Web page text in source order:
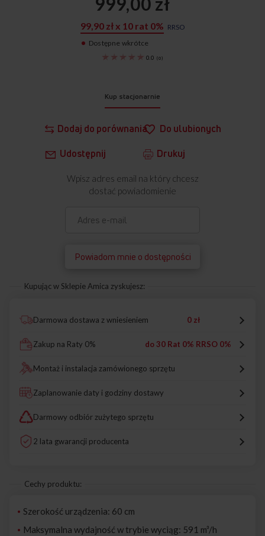
Dodaj do porównania Do ulubionych
Udostępnij Drukuj
0.0 (0)
99,90 zł x 10 rat 0% RRSO
Dostępne wkrótce
Wpisz adres email na który chcesz
dostać powiadomienie
Powiadom mnie o dostępności
Kup stacjonarnie
Kupując w Sklepie Amica zyskujesz:
Darmowa dostawa z wniesieniem 0 zł
Zakup na Raty 0% do 30 Rat 0% RRSO 0%
Montaż i instalacja zamówionego sprzętu
Zaplanowanie daty i godziny dostawy
Darmowy odbiór zużytego sprzętu
2 lata gwarancji producenta
Cechy produktu:
Szerokość urządzenia: 60 cm
Maksymalna wydajność w trybie wyciąg: 591 m³/h